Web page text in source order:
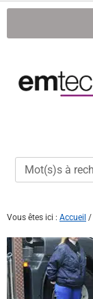
Vous êtes ici : Accueil /